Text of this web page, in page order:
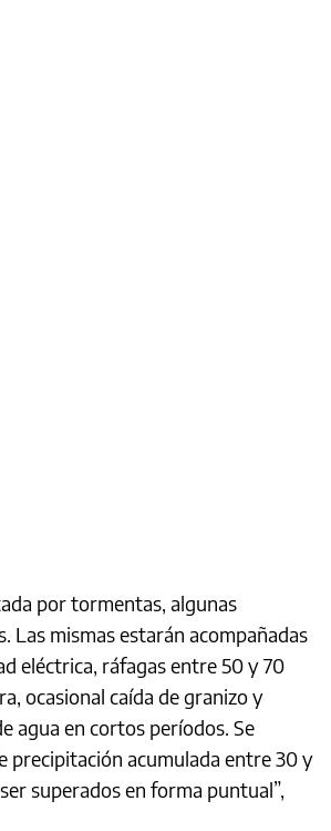
por tormentas, algunas
Las mismas estarán acompañadas
eléctrica, ráfagas entre 50 y 70
ocasional caída de granizo y
agua en cortos períodos. Se
precipitación acumulada entre 30 y
superados en forma puntual”,